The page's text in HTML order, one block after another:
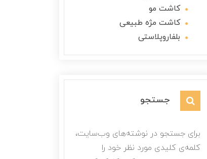
کاشت مو
کاشت مژه طبیعی
بلفاروپلاستی
جستجو
برای جستجو در نوشته‌های وب‌سایت،
کلمه‌ی کلیدی مورد نظر خود را